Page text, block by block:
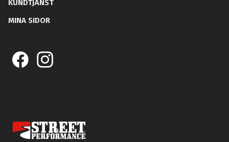
KUNDTJÄNST
MINA SIDOR